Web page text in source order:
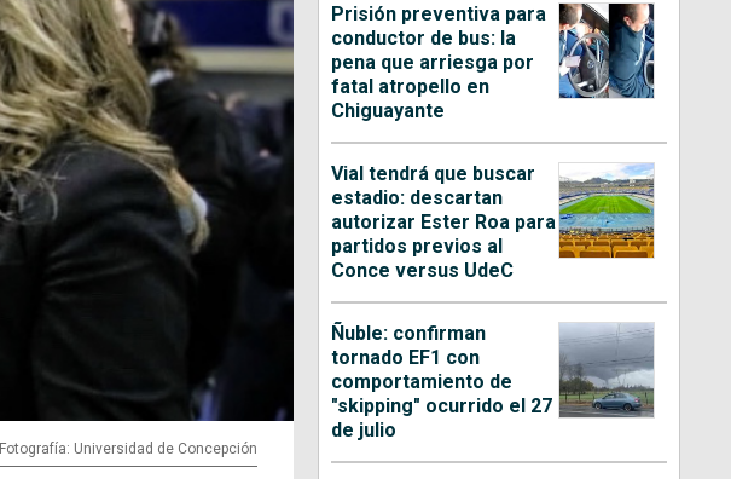
Fotografía: Universidad de Concepción
Prisión preventiva para
conductor de bus: la
pena que arriesga por
fatal atropello en
Chiguayante
Vial tendrá que buscar
estadio: descartan
autorizar Ester Roa para
partidos previos al
Conce versus UdeC
Ñuble: confirman
tornado EF1 con
comportamiento de
"skipping" ocurrido el 27
de julio